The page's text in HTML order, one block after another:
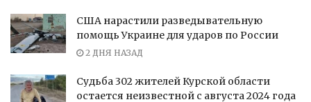
США нарастили разведывательную
помощь Украине для ударов по России
2 ДНЯ НАЗАД
Судьба 302 жителей Курской области
остается неизвестной с августа 2024 года